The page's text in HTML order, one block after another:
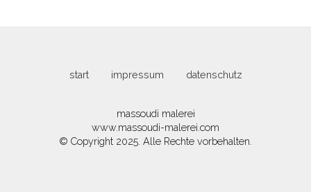
start impressum datenschutz
massoudi malerei
www.massoudi-malerei.com
© Copyright 2025. Alle Rechte vorbehalten.